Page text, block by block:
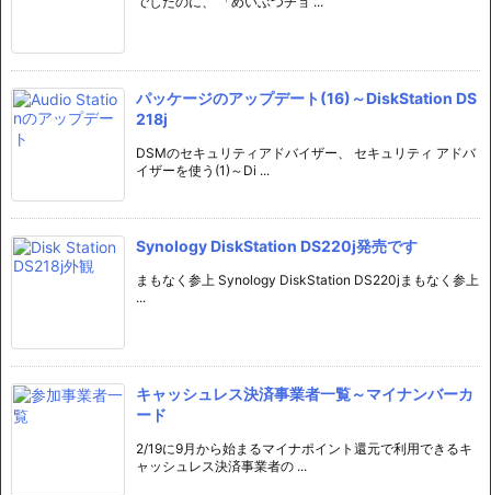
パッケージのアップデート(16)～DiskStation DS
218j
DSMのセキュリティアドバイザー、 セキュリティ アドバ
イザーを使う(1)～Di ...
Synology DiskStation DS220j発売です
まもなく参上 Synology DiskStation DS220jまもなく参上
...
キャッシュレス決済事業者一覧～マイナンバーカ
ード
2/19に9月から始まるマイナポイント還元で利用できるキ
ャッシュレス決済事業者の ...